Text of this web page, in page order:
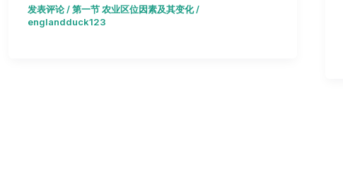
发表评论/第一节 农业区位因素及其变化/
englandduck123